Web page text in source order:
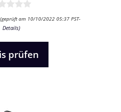
(geprüft am 10/10/2022 05:37 PST-
Details)
prüfen